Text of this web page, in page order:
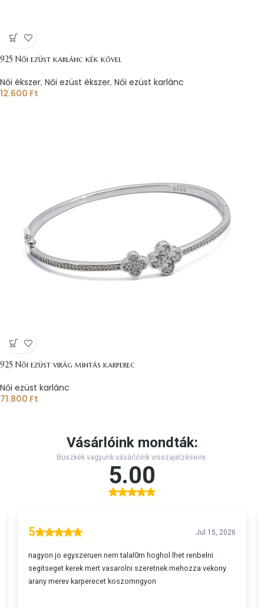
925 Női ezüst karlánc kék kővel
Női ékszer, Női ezüst ékszer, Női ezüst karlánc
12.600 Ft
925 Női ezüst virág mintás karperec
Női ezüst karlánc
71.800 Ft